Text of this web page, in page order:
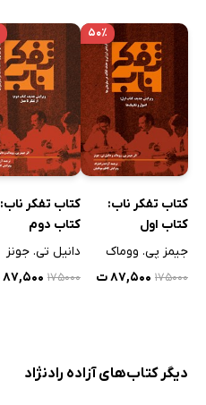
۵۰٪
کتاب تفکر ناب:
کتاب اول
جیمز پی. ووماک
۱۷۵۰۰۰ ۸۷,۵۰۰ ت
کتاب تفکر ناب:
کتاب دوم
دانیل تی. جونز
۱۷۵۰۰۰ ۸۷,۵۰۰ ت
دیگر کتاب‌های آزاده رادنژاد